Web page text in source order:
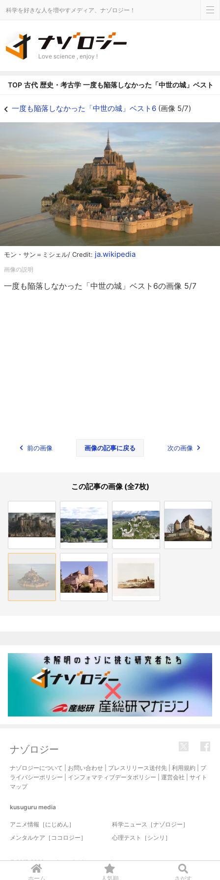
ホーム 人気順 さがす
科学を好きな人を増やすメディア、ナゾロジー！
Love science , enjoy !
TOP 古代 歴史・考古学 一度も陥落しなかった「中世の城」ベスト6
一度も陥落しなかった「中世の城」ベスト6 (画像 5/7)
モン・サン＝ミシェル/ Credit: ja.wikipedia
一度も陥落しなかった「中世の城」ベスト6の画像 5/7
前の画像 画像の記事に戻る 次の画像
この記事の画像 (全7枚)
ナゾロジー
ナゾロジーについて お問い合わせ プレスリリース送付先 利用規約
プ
ライバシーポリシー
インフォマティブデータポリシー 運営会社
サイト
マップ
kusuguru media
アニメ情報［にじめん］
科学ニュース［ナゾロジー］
メンタルケア［ココロジー］
心理テスト［シンリ］
© 2017-2026 nazology. all rights reserved.